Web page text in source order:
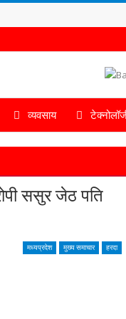
व्यवसाय
ससुर जेठ पति
मध्यप्रदेश मुख्य समाचार हरदा